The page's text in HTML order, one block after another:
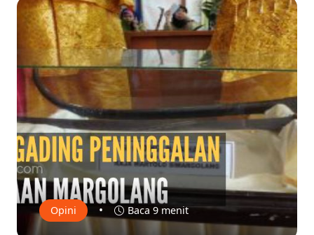
Opini • Baca 9 menit